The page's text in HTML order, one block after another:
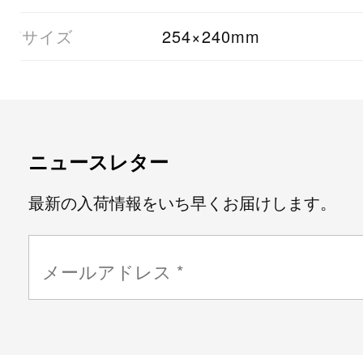
07サイズ 254×240mm
ニュースレター
最新の入荷情報をいち早くお届けします。